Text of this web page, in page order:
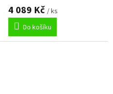
4 089 Kč / ks
Do košíku